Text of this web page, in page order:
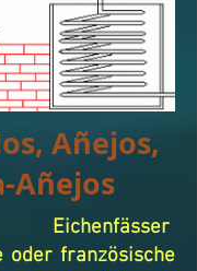
Añejos,
Añejos
oder französische